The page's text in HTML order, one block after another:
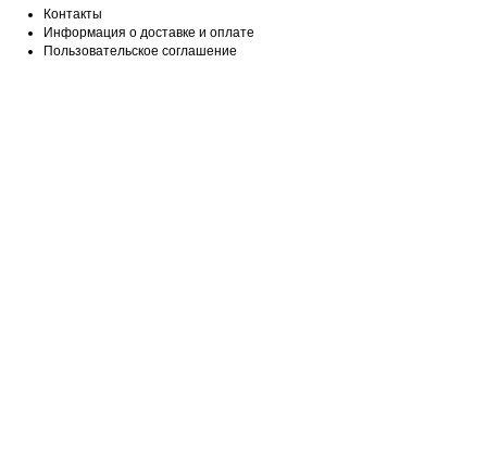
Контакты
Информация о доставке и оплате
Пользовательское соглашение